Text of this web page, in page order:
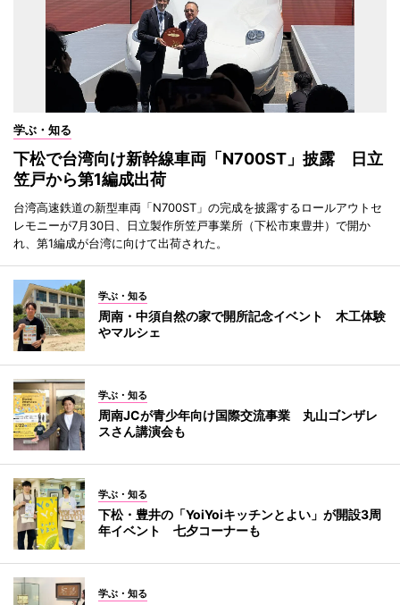
学ぶ・知る
下松で台湾向け新幹線車両「N700ST」披露 日立
笠戸から第1編成出荷
台湾高速鉄道の新型車両「N700ST」の完成を披露するロールアウトセ
レモニーが7月30日、日立製作所笠戸事業所（下松市東豊井）で開か
れ、第1編成が台湾に向けて出荷された。
学ぶ・知る
周南・中須自然の家で開所記念イベント 木工体験
やマルシェ
学ぶ・知る
周南JCが青少年向け国際交流事業 丸山ゴンザレ
スさん講演会も
学ぶ・知る
下松・豊井の「YoiYoiキッチンとよい」が開設3周
年イベント 七夕コーナーも
学ぶ・知る